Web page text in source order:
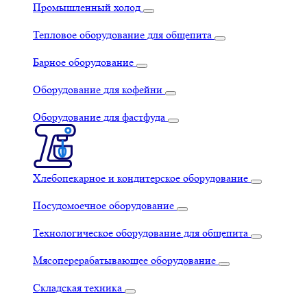
Промышленный холод
Тепловое оборудование для общепита
Барное оборудование
Оборудование для кофейни
Оборудование для фастфуда
Хлебопекарное и кондитерское оборудование
Посудомоечное оборудование
Технологическое оборудование для общепита
Мясоперерабатывающее оборудование
Складская техника